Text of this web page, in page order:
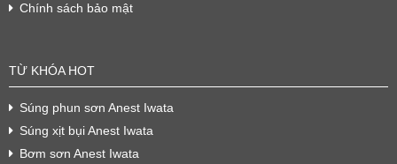
Chính sách bảo mật
TỪ KHÓA HOT
Súng phun sơn Anest Iwata
Súng xịt bụi Anest Iwata
Bơm sơn Anest Iwata